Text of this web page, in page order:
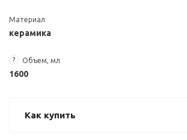
Материал
керамика
? Объем, мл
1600
Как купить